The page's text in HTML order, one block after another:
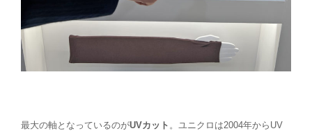
最大の軸となっているのがUVカット 。ユニクロは2004年からUV